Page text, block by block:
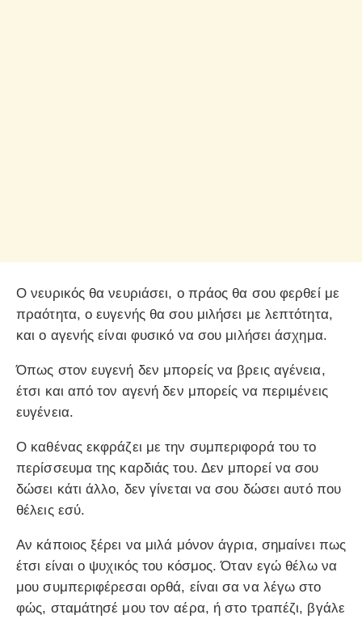
Ο νευρικός θα νευριάσει, ο πράος θα σου φερθεί με
πραότητα, ο ευγενής θα σου μιλήσει με λεπτότητα,
και ο αγενής είναι φυσικό να σου μιλήσει άσχημα.
Όπως στον ευγενή δεν μπορείς να βρεις αγένεια,
έτσι και από τον αγενή δεν μπορείς να περιμένεις
ευγένεια.
Ο καθένας εκφράζει με την συμπεριφορά του το
περίσσευμα της καρδιάς του. Δεν μπορεί να σου
δώσει κάτι άλλο, δεν γίνεται να σου δώσει αυτό που
θέλεις εσύ.
Αν κάποιος ξέρει να μιλά μόνον άγρια, σημαίνει πως
έτσι είναι ο ψυχικός του κόσμος. Όταν εγώ θέλω να
μου συμπεριφέρεσαι ορθά, είναι σα να λέγω στο
φώς, σταμάτησέ μου τον αέρα, ή στο τραπέζι, βγάλε